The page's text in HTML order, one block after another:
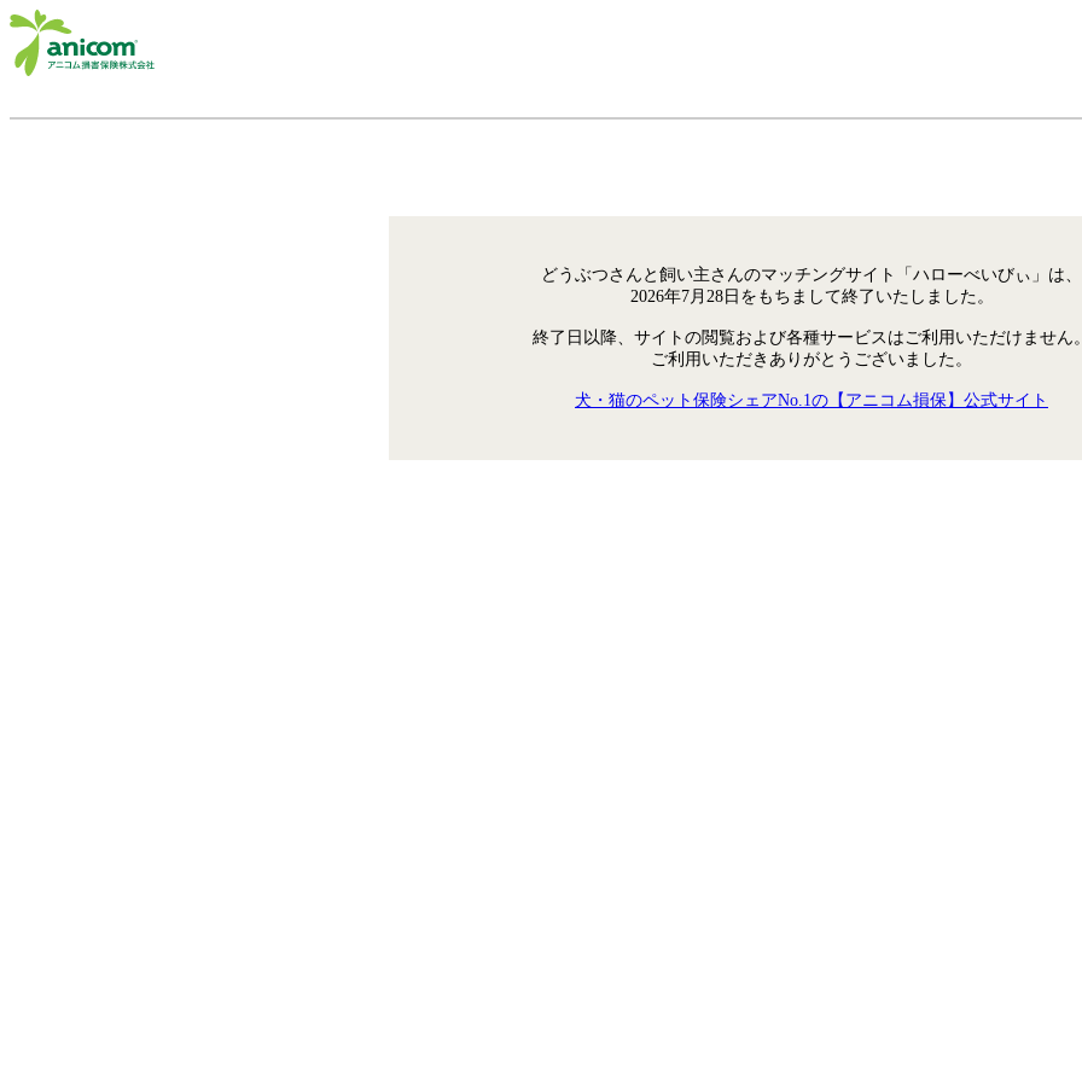
どうぶつさんと飼い主さんのマッチングサイト「ハローべいびぃ」は、
2026年7月28日をもちまして終了いたしました。
終了日以降、サイトの閲覧および各種サービスはご利用いただけません
ご利用いただきありがとうございました。
犬・猫のペット保険シェアNo.1の【アニコム損保】公式サイト